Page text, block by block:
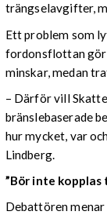
trängselavgifter,
Ett problem som
fordonsflottan
minskar, medan
– Därför vill
bränslebaserade
hur mycket, var
Lindberg.
”Bör inte kopplas
Debattören